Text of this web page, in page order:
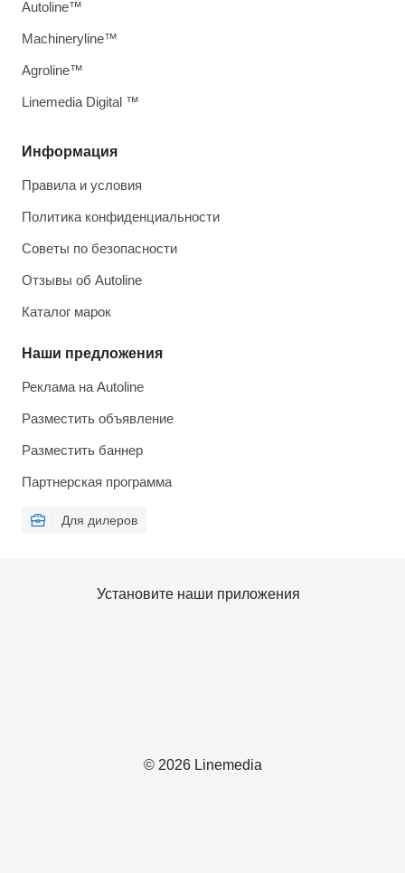
Информация
Правила и условия
Политика конфиденциальности
Советы по безопасности
Отзывы об Autoline
Каталог марок
Наши предложения
Реклама на Autoline
Разместить объявление
Разместить баннер
Партнерская программа
Для дилеров
Autoline™
Machineryline™
Agroline™
Linemedia Digital ™
© 2026 Linemedia
Установите наши приложения